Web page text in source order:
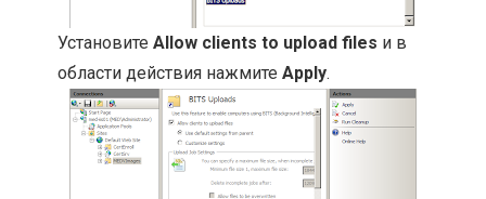
УстановитеAllow clients to upload files и в
области действия нажмитеApply.